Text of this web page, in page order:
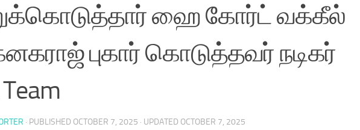
ஹை கோர்ட் வக்கீல்
புகார் கொடுத்தவர் நடிகர்
· PUBLISHED OCTOBER 7, 2025 · UPDATED OCTOBER 7, 2025